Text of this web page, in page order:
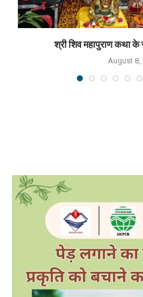
श्री शिव महापुराण कथा
August 8,